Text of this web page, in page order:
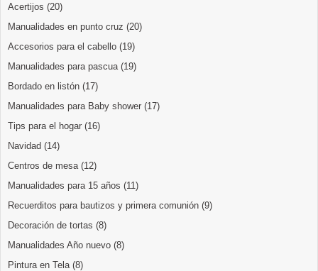
Acertijos (20)
Manualidades en punto cruz (20)
Accesorios para el cabello (19)
Manualidades para pascua (19)
Bordado en listón (17)
Manualidades para Baby shower (17)
Tips para el hogar (16)
Navidad (14)
Centros de mesa (12)
Manualidades para 15 años (11)
Recuerditos para bautizos y primera comunión (9)
Decoración de tortas (8)
Manualidades Año nuevo (8)
Pintura en Tela (8)